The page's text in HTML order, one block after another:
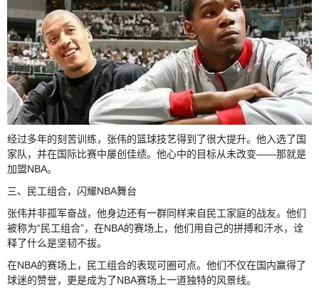
经过多年的刻苦训练，张伟的篮球技艺得到了很大提升。他入选了国
家队，并在国际比赛中屡创佳绩。他心中的目标从未改变——那就是
加盟NBA。
三、民工组合，闪耀NBA舞台
张伟并非孤军奋战，他身边还有一群同样来自民工家庭的战友。他们
被称为“民工组合”，在NBA的赛场上，他们用自己的拼搏和汗水，诠
释了什么是坚韧不拔。
在NBA的赛场上，民工组合的表现可圈可点。他们不仅在国内赢得了
球迷的赞誉，更是成为了NBA赛场上一道独特的风景线。